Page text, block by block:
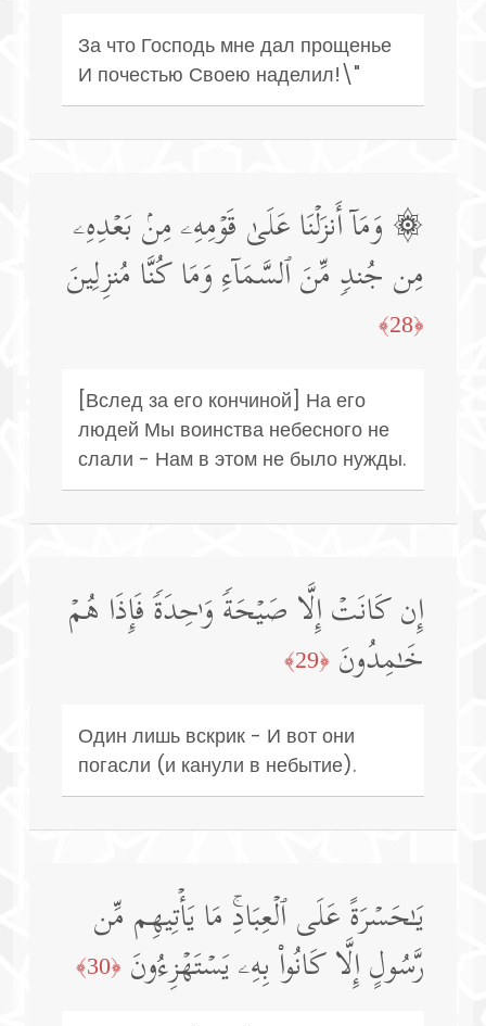
За что Господь мне дал прощенье
И почестью Своею наделил!\"
۞ وَمَاۤ أَنزَلۡنَا عَلَىٰ قَوۡمِهِۦ مِنۢ بَعۡدِهِۦ
مِن جُندࣲ مِّنَ ٱلسَّمَاۤءِ وَمَا كُنَّا مُنزِلِینَ
﴿28﴾
[Вслед за его кончиной] На его
людей Мы воинства небесного не
слали - Нам в этом не было нужды.
إِن كَانَتۡ إِلَّا صَیۡحَةࣰ وَ ٰ⁠حِدَةࣰ فَإِذَا هُمۡ
خَـٰمِدُونَ ﴿29﴾
Один лишь вскрик - И вот они
погасли (и канули в небытие).
یَـٰحَسۡرَةً عَلَى ٱلۡعِبَادِۚ مَا یَأۡتِیهِم مِّن
رَّسُولٍ إِلَّا كَانُوا۟ بِهِۦ یَسۡتَهۡزِءُونَ ﴿30﴾